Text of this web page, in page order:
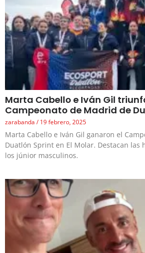
Marta Cabello e Iván Gil
Campeonato de Madrid de
zarabanda 19 febrero, 2025
Marta Cabello e Iván Gil ganaron el
Duatlón Sprint en El Molar. Destacan las
los júnior masculinos.